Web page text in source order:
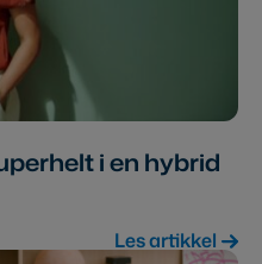
i en hybrid
Les artikkel